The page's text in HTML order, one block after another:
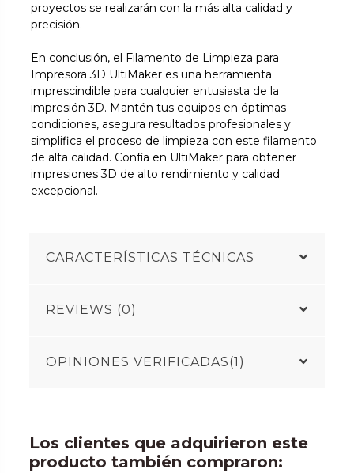
proyectos se realizarán con la más alta calidad y
precisión.
En conclusión, el Filamento de Limpieza para
Impresora 3D UltiMaker es una herramienta
imprescindible para cualquier entusiasta de la
impresión 3D. Mantén tus equipos en óptimas
condiciones, asegura resultados profesionales y
simplifica el proceso de limpieza con este filamento
de alta calidad. Confía en UltiMaker para obtener
impresiones 3D de alto rendimiento y calidad
excepcional.
CARACTERÍSTICAS TÉCNICAS
REVIEWS (0)
OPINIONES VERIFICADAS(1)
Los clientes que adquirieron este
producto también compraron: